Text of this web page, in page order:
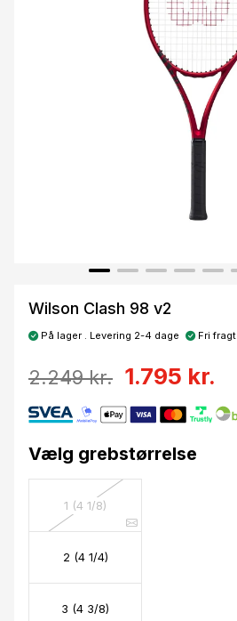
Wilson Clash 98 v2
På lager . Levering 2-4 dage Fri fragt
2.249 kr. 1.795 kr.
Vælg grebstørrelse
1 (4 1/8)
2 (4 1/4)
3 (4 3/8)